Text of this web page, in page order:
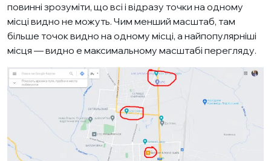
повинні зрозуміти, що всі і відразу точки на одному
місці видно не можуть. Чим менший масштаб, там
більше точок видно на одному місці, а найпопулярніші
місця — видно e максимальному масштабі перегляду.